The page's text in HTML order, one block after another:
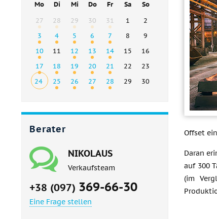
Mo Di Mi Do Fr Sa
So
27
28 29 30 31 1
2
3
4 5 6 7 8
9
10
11 12 13 14 15
16
17
18 19 20 21 22
23
24
25 26 27 28 29 30
Berater
NIKOLAUS
Verkaufsteam
+38 (097) 369-66-30
Eine Frage stellen
Offset
Daran
auf 300
(im